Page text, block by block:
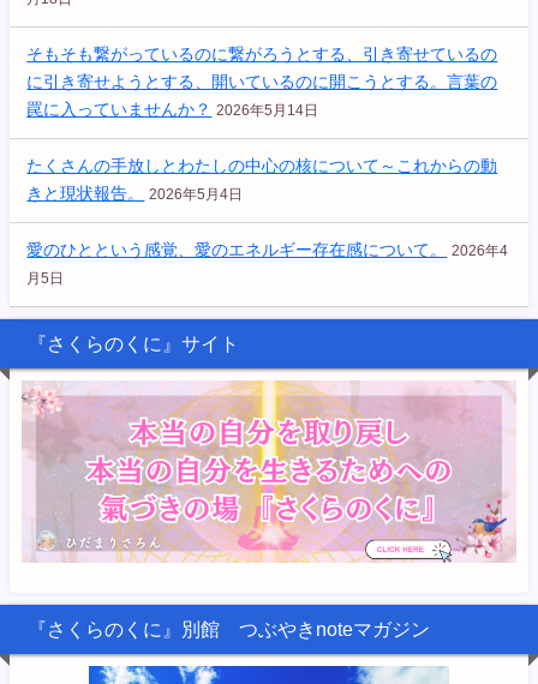
そもそも繋がっているのに繋がろうとする、引き寄せているの
に引き寄せようとする、開いているのに開こうとする。言葉の
罠に入っていませんか？
2026年5月14日
たくさんの手放しとわたしの中心の核について～これからの動
きと現状報告。
2026年5月4日
愛のひとという感覚、愛のエネルギー存在感について。
2026年4
月5日
『さくらのくに』サイト
『さくらのくに』別館 つぶやきnoteマガジン